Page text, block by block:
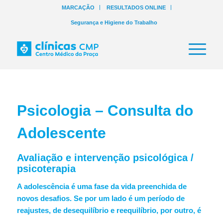
MARCAÇÃO RESULTADOS ONLINE
Segurança e Higiene do Trabalho
Psicologia – Consulta do
Adolescente
Avaliação e intervenção psicológica /
psicoterapia
A adolescência é uma fase da vida preenchida de
novos desafios. Se por um lado é um período de
reajustes, de desequilíbrio e reequilíbrio, por outro, é